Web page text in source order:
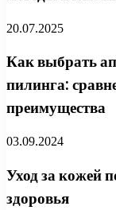
20.07.2025
Как выбрать
пилинга:
преимущества
03.09.2024
Уход за кожей
здоровья